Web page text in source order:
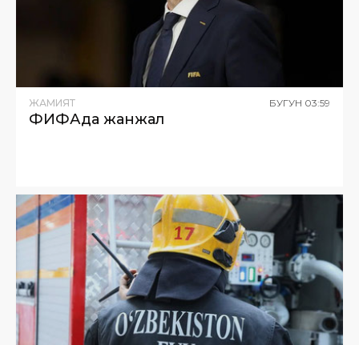
ЖАМИЯТ БУГУН 03:59
ФИФАда жанжал